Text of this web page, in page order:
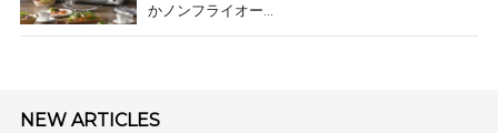
かノンフライオー...
NEW ARTICLES